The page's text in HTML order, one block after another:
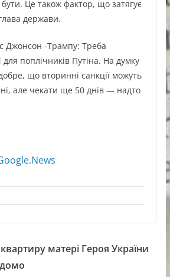
Це також фактор, що затягує
держави.
Джонсон -Трампу: Треба
для поплічників Путіна. На думку
що вторинні санкції можуть
але чекати ще 50 днів — надто
матері Героя України